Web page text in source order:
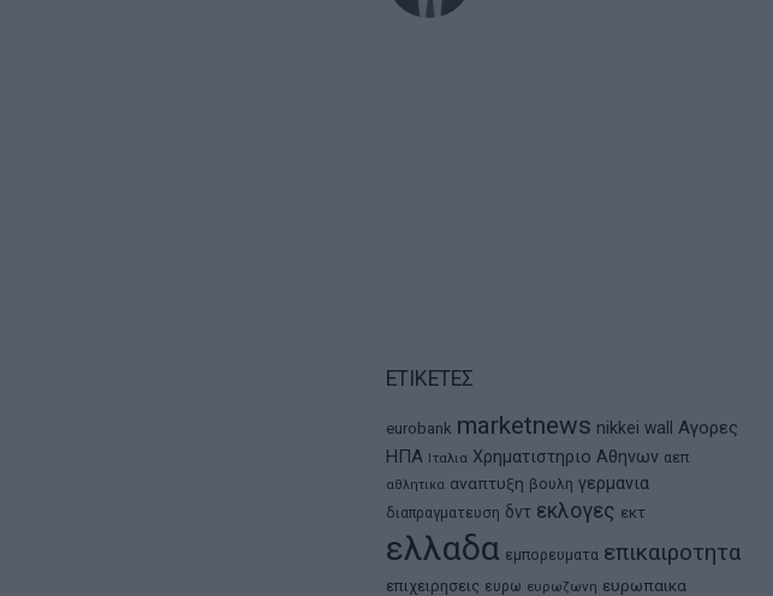
ΕΤΙΚΕΤΕΣ
eurobank marketnews nikkei wall
Αγορες
ΗΠΑ Ιταλια Χρηματιστηριο Αθηνων αεπ
αθλητικα αναπτυξη βουλη γερμανια
διαπραγματευση δντ εκλογες εκτ
ελλαδα εμπορευματα επικαιροτητα
επιχειρησεις ευρω ευρωζωνη ευρωπαικα